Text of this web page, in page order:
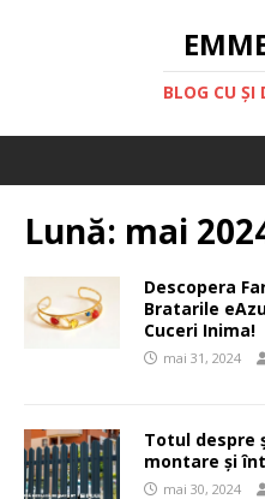
BLOG CU ȘI
Lună: mai
Descopera
Bratarile
Cuceri Inima!
mai 31, 2024
Totul despre
montare și
mai 30, 2024